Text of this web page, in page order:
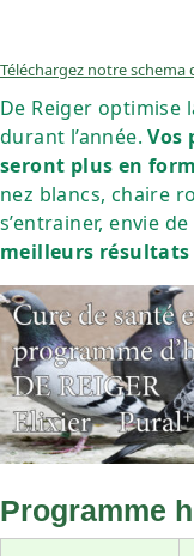
Téléchargez notre schema
De Reiger optimise
durant l’année.Vos
seront plus en
nez blancs, chaire
s’entrainer, envie
meilleurs
Programme